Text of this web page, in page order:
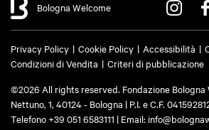
Bologna Welcome
Privacy Policy Cookie Policy Accessibilità
Condizioni di Vendita
Criteri di pubblicazione
©2026 All rights reserved. Fondazione Bologna
Nettuno, 1, 40124 - Bologna | P.I. e C.F.
Telefono +39 051 6583111 | Email: